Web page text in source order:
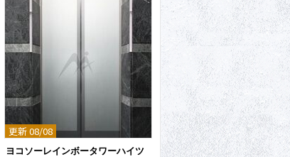
更新 08/08
ヨコソーレインボータワーハイツ